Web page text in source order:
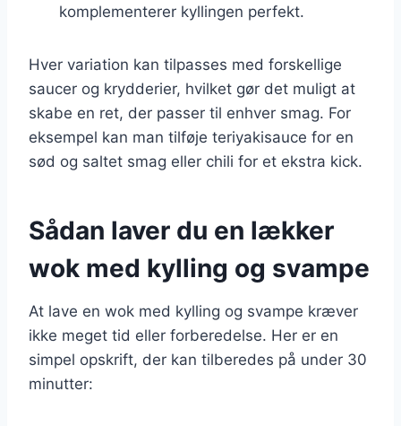
komplementerer kyllingen perfekt.
Hver variation kan tilpasses med forskellige
saucer og krydderier, hvilket gør det muligt at
skabe en ret, der passer til enhver smag. For
eksempel kan man tilføje teriyakisauce for en
sød og saltet smag eller chili for et ekstra kick.
Sådan laver du en lækker
wok med kylling og svampe
At lave en wok med kylling og svampe kræver
ikke meget tid eller forberedelse. Her er en
simpel opskrift, der kan tilberedes på under 30
minutter: